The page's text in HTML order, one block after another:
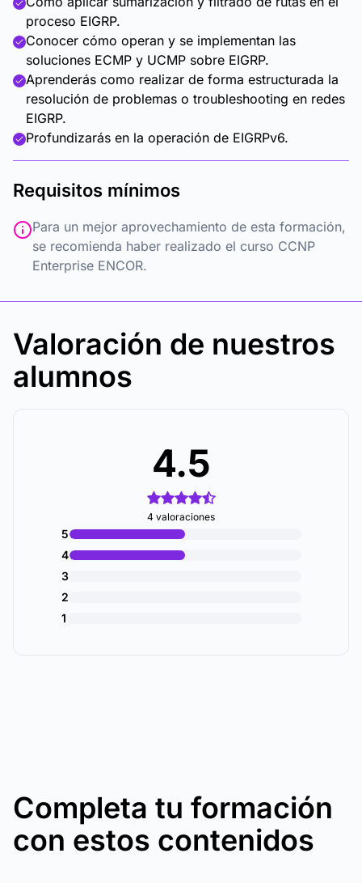
proceso EIGRP.
Conocer cómo operan y se implementan las
soluciones ECMP y UCMP sobre EIGRP.
Aprenderás como realizar de forma estructurada la
resolución de problemas o troubleshooting en redes
EIGRP.
Profundizarás en la operación de EIGRPv6.
Requisitos mínimos
Para un mejor aprovechamiento de esta formación,
se recomienda haber realizado el curso CCNP
Enterprise ENCOR.
Valoración de nuestros
alumnos
4.5
4 valoraciones
5
4
3
2
1
Completa tu formación
con estos contenidos